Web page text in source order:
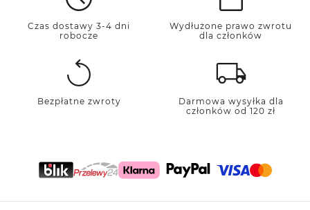
Czas dostawy 3-4 dni
robocze
Wydłużone prawo zwrotu
dla członków
Bezpłatne zwroty
Darmowa wysyłka dla
członków od 120 zł